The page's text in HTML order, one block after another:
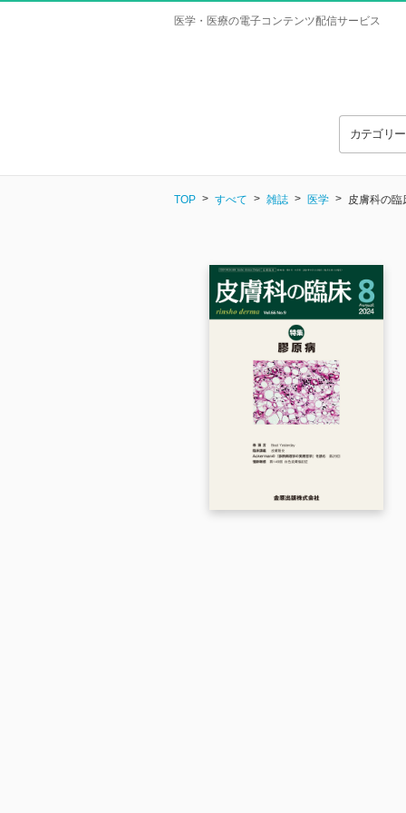
医学・医療の電子コンテンツ配信サービス
カテゴリ
TOP すべて 雑誌 医学 皮膚科の臨